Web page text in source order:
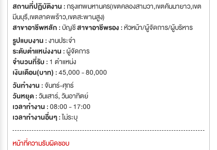
สถานที่ปฏิบัติงาน :กรุงเทพมหานคร(เขตคลองสามวา,เขตคันนายาว,เขต
มีนบุรี,เขตลาดพร้าว,เขตสะพานสูง)
สาขาอาชีพหลัก :บัญชีสาขาอาชีพรอง :หัวหน้า/ผู้จัดการ/ผู้บริหาร
รูปแบบงาน :งานประจำ
ระดับตำแหน่งงาน :ผู้จัดการ
จำนวนที่รับ : 1 ตำแหน่ง
เงินเดือน(บาท) :45,000 - 80,000
วันทำงาน :จันทร์-ศุกร์
วันหยุด :วันเสาร์,วันอาทิตย์
เวลาทำงาน :08:00 - 17:00
เวลาทำงานอื่นๆ :ไม่ระบุ
หน้าที่ความรับผิดชอบ